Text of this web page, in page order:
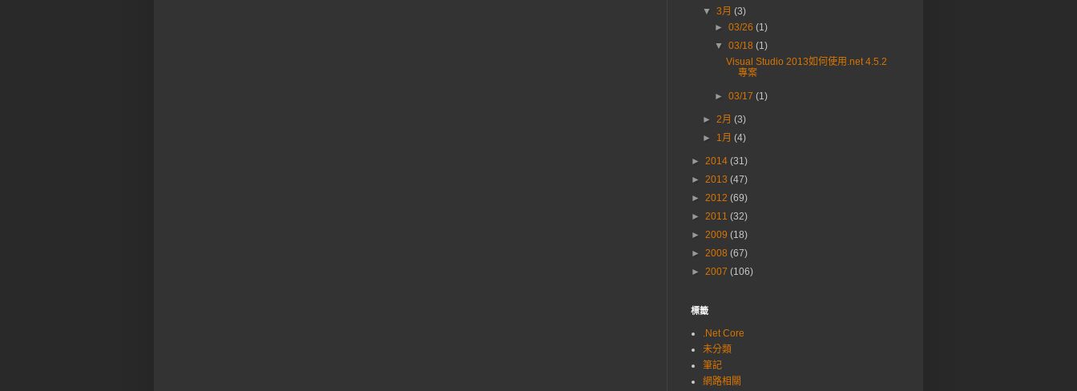
▼3月(3)
► 03/26 (1)
▼ 03/18 (1)
Visual Studio 2013如何使用.net 4.5.2
專案
► 03/17 (1)
►2月(3)
► 1月(4)
► 2014 (31)
► 2013 (47)
► 2012 (69)
► 2011 (32)
► 2009 (18)
► 2008 (67)
► 2007 (106)
標籤
.Net Core
未分類
筆記
網路相關